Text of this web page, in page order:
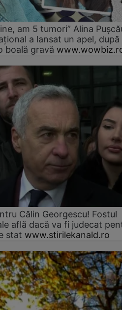
am 5 tumori” Alina
a lansat un apel, după
boală gravă
Călin Georgescu! Fostul
află dacă va fi judecat
stat www.stirilekanald.ro